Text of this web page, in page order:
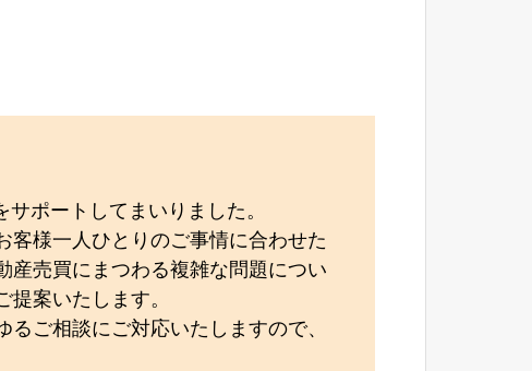
ポートしてまいりました。
客様一人ひとりのご事情に合わせた
売買にまつわる複雑な問題につい
案いたします。
ご相談にご対応いたしますので、